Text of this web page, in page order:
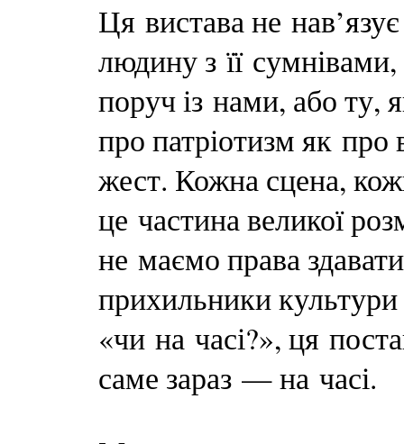
Ця вистава не
людину з її
поруч із нами, або ту,
про патріотизм як про
жест. Кожна сцена,
це частина великої
не маємо права
прихильники культури
«чи на часі?», ця
саме зараз — на часі.